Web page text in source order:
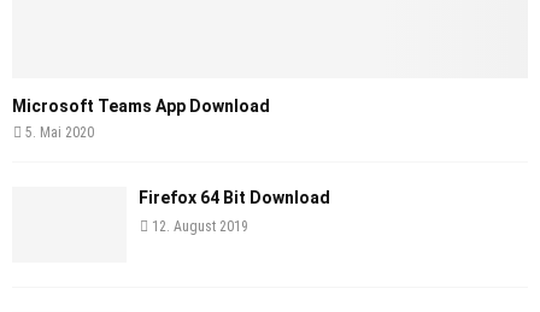
Microsoft Teams App Download
5. Mai 2020
Firefox 64 Bit Download
12. August 2019